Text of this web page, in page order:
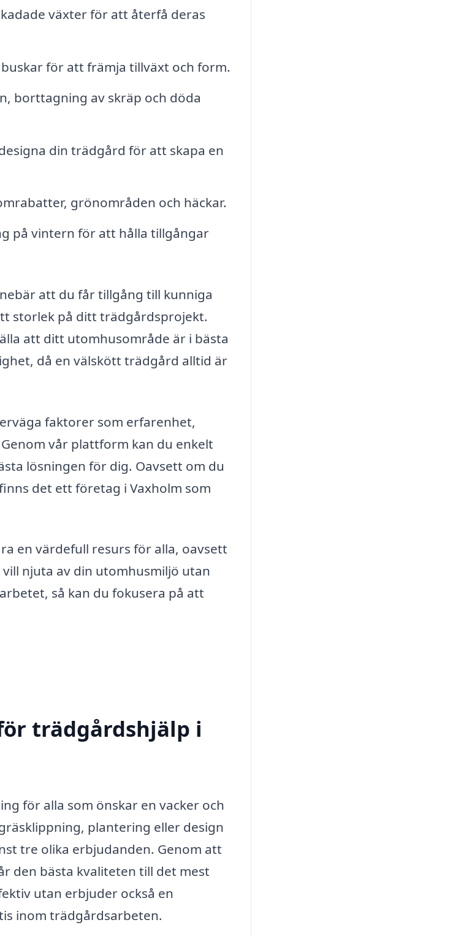
växter för att återfå deras
för att främja tillväxt och form.
borttagning av skräp och döda
din trädgård för att skapa en
grönområden och häckar.
på vintern för att hålla tillgångar
att du får tillgång till kunniga
storlek på ditt trädgårdsprojekt.
att ditt utomhusområde är i bästa
då en välskött trädgård alltid är
faktorer som erfarenhet,
vår plattform kan du enkelt
lösningen för dig. Oavsett om du
det ett företag i Vaxholm som
en värdefull resurs för alla, oavsett
njuta av din utomhusmiljö utan
så kan du fokusera på att
trädgårdshjälp i
för alla som önskar en vacker och
plantering eller design
tre olika erbjudanden. Genom att
den bästa kvaliteten till det mest
utan erbjuder också en
inom trädgårdsarbeten.